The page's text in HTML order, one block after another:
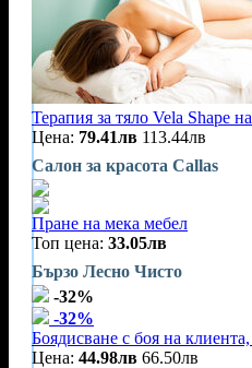
Терапия за тяло Vela Shape
Цена: 79.41лв 113.44лв
Салон за красота Callas
Пране на мека мебел
Топ цена: 33.05лв
Бързо Лесно Чисто
-32%
-32%
Боядисване с боя на
Цена: 44.98лв 66.50лв